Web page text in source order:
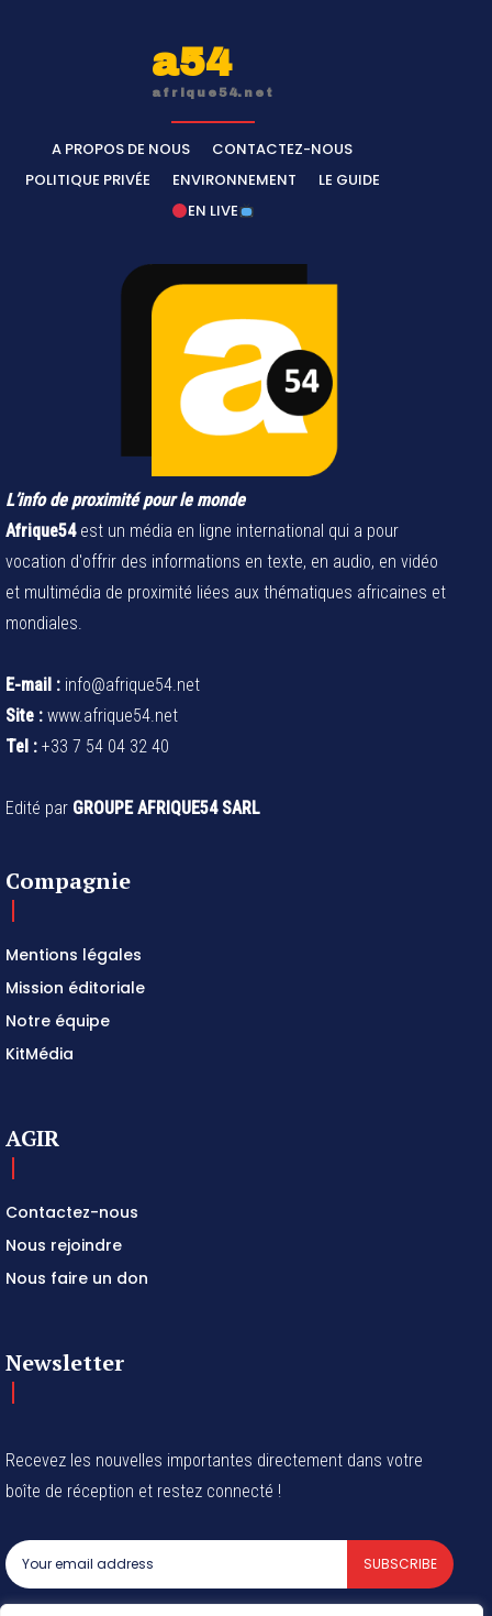
a54
afrique54.net
A PROPOS DE NOUS
CONTACTEZ-NOUS
POLITIQUE PRIVÉE
ENVIRONNEMENT
LE GUIDE
EN LIVE
L’info de proximité pour le monde
Afrique54est un média en ligne international qui a pour
vocation d'offrir des informations en texte, en audio, en vidéo
et multimédia de proximité liées aux thématiques africaines et
mondiales.
E-mail : info@afrique54.net
Site : www.afrique54.net
Tel : +33 7 54 04 32 40
Edité par GROUPE AFRIQUE54 SARL
Compagnie
Mentions légales
Mission éditoriale
Notre équipe
KitMédia
AGIR
Contactez-nous
Nous rejoindre
Nous faire un don
Newsletter
Recevez les nouvelles importantes directement dans votre
boîte de réception et restez connecté !
SUBSCRIBE